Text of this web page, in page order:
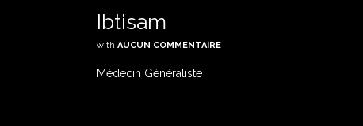
Ibtisam
with AUCUN COMMENTAIRE
Médecin Généraliste